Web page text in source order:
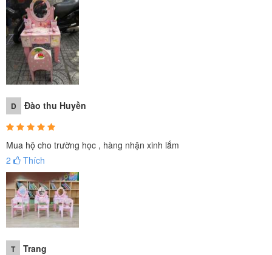
D Đào thu Huyền
Mua hộ cho trường học , hàng nhận xinh lắm
2
Thích
T Trang